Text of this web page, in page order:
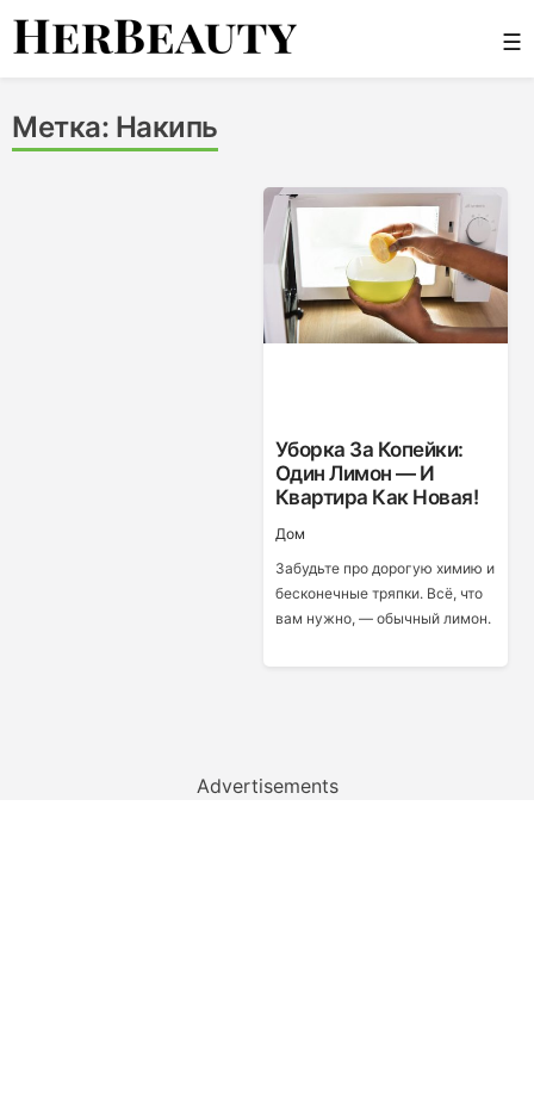
Skip
☰
Метка: Накипь
Уборка За Копейки:
Один Лимон — И
Квартира Как Новая!
Дом
Забудьте про дорогую химию и
бесконечные тряпки. Всё, что
вам нужно, — обычный лимон.
Advertisements